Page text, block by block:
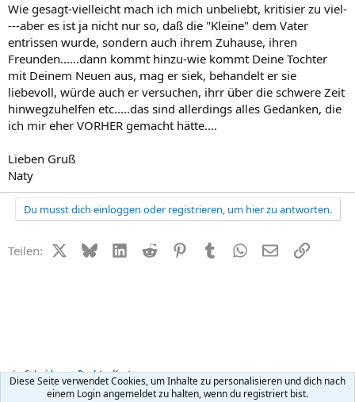
Wie gesagt-vielleicht mach ich mich unbeliebt, kritisier zu viel-
---aber es ist ja nicht nur so, daß die "Kleine" dem Vater
entrissen wurde, sondern auch ihrem Zuhause, ihren
Freunden......dann kommt hinzu-wie kommt Deine Tochter
mit Deinem Neuen aus, mag er siek, behandelt er sie
liebevoll, würde auch er versuchen, ihrr über die schwere Zeit
hinwegzuhelfen etc.....das sind allerdings alles Gedanken, die
ich mir eher VORHER gemacht hätte....
Lieben Gruß
Naty
Du musst dich einloggen oder registrieren, um hier zu antworten.
Teilen: X (Twitter)
BlueskyLinkedIn
Reddit PinterestTumblr WhatsApp
E-MailLink
Scheidung - Recht + Kosten
Diese Seite verwendet Cookies, um Inhalte zu personalisieren und dich nach
einem Login angemeldet zu halten, wenn du registriert bist.